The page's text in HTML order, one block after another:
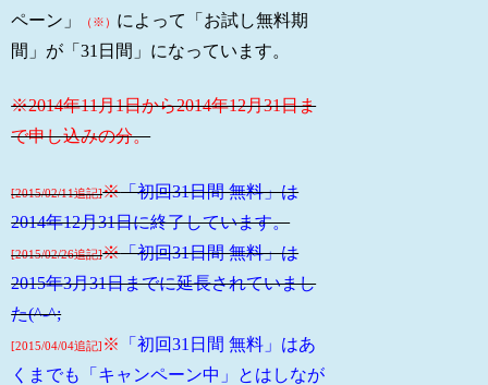
ペーン」 （※） によって「お試し無料期
間」が「31日間」になっています。
※2014年11月1日から2014年12月31日ま
で申し込みの分。
[2015/02/11追記]※「初回31日間 無料」は
2014年12月31日に終了しています。
[2015/02/26追記]※「初回31日間 無料」は
2015年3月31日までに延長されていまし
た(^-^;
[2015/04/04追記] ※
「初回31日間 無料」はあ
くまでも「キャンペーン中」とはしなが